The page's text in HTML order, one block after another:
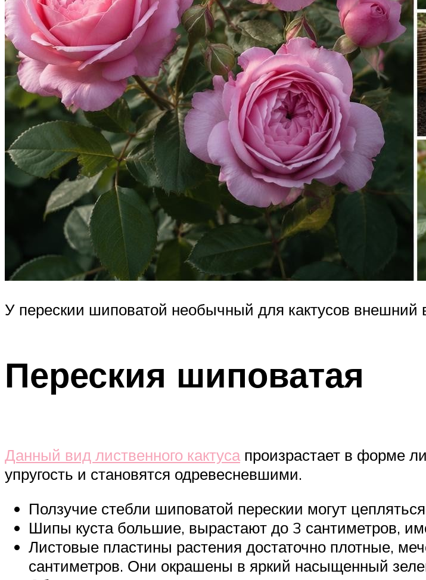
У перескии шиповатой необычный для кактусов внешний
Переския шиповатая
Данный вид лиственного кактусапроизрастает в форме
упругость и становятся одревесневшими.
Ползучие стебли шиповатой перескии могут
Шипы куста большие, вырастают до 3 сантиметров,
Листовые пластины растения достаточно плотные,
сантиметров. Они окрашены в яркий насыщенный